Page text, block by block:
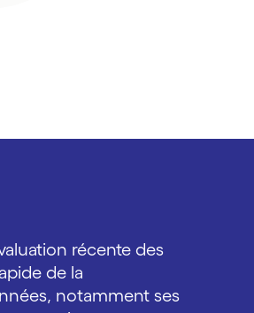
récente des
de la
notamment ses